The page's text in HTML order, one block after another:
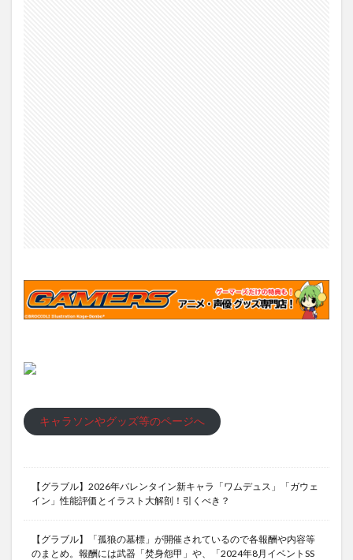
キャラソンやグッズ等のページへ
【グラブル】2026年バレンタイン新キャラ「ワムデュス」「ガウェ
イン」性能評価とイラスト大解剖！引くべき？
【グラブル】「孤狼の墓標」が開催されているので各報酬や内容等
のまとめ。報酬には武器「焚身怨甲」や、「2024年8月イベントSS